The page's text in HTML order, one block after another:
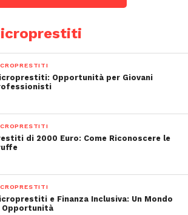
Opportunità per Giovani
di 2000 Euro: Come Riconoscere le
e Finanza Inclusiva: Un Mondo
Opportunità